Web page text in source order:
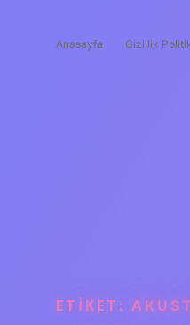
Anasayfa Gizlilik
ETIKET: